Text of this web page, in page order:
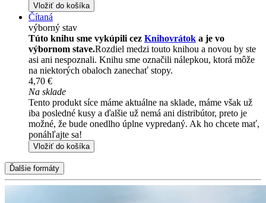
Vložiť do košíka
Čítaná
výborný stav
Túto knihu sme vykúpili cez Knihovrátok a je vo
výbornom stave.Rozdiel medzi touto knihou a novou by ste
asi ani nespoznali. Knihu sme označili nálepkou, ktorá môže
na niektorých obaloch zanechať stopy.
4,70 €
Na sklade
Tento produkt síce máme aktuálne na sklade, máme však už
iba posledné kusy a ďalšie už nemá ani distribútor, preto je
možné, že bude onedlho úplne vypredaný. Ak ho chcete mať,
ponáhľajte sa!
Vložiť do košíka
Ďalšie formáty